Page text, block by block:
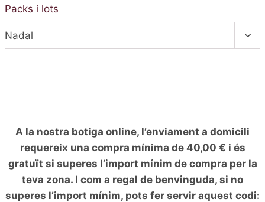
Packs i lots
Nadal
el
A la nostra botiga online, l’enviament a domicili
requereix una compra mínima de 40,00 € i és
gratuït si superes l’import mínim de compra per la
teva zona. I com a regal de benvinguda, si no
superes l’import mínim, pots fer servir aquest codi: